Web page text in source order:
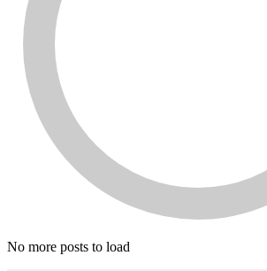
No more posts to load